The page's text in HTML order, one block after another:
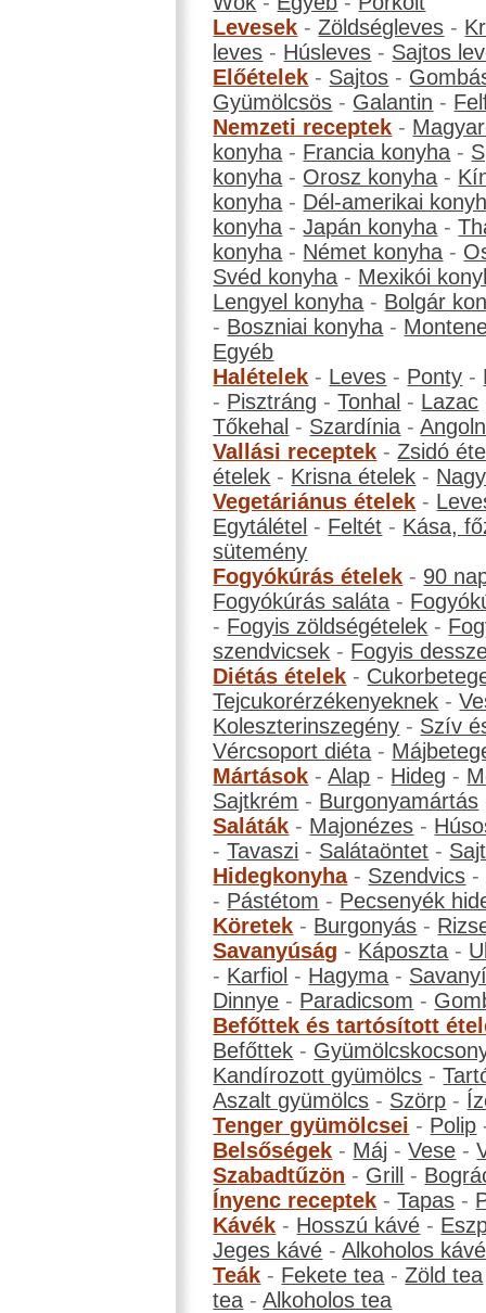
Levesek -Zöldségleves -
leves - Húsleves - Sajtos
Előételek - Sajtos -
Gyümölcsös - Galantin -
Nemzeti receptek -
konyha - Francia konyha -
konyha - Orosz konyha -
konyha - Dél-amerikai
konyha -Japán konyha -
konyha - Német konyha -
Svéd konyha - Mexikói
Lengyel konyha - Bolgár
- Boszniai konyha -
Egyéb
Halételek - Leves - Ponty -
- Pisztráng -Tonhal - Lazac
Tőkehal - Szardínia -
Vallási receptek -Zsidó
ételek - Krisna ételek -
Vegetáriánus ételek -
Egytálétel - Feltét - Kása,
sütemény
Fogyókúrás ételek - 90
Fogyókúrás saláta -
- Fogyis zöldségételek -
szendvicsek - Fogyis
Diétás ételek -
Tejcukorérzékenyeknek -
Koleszterinszegény - Szív
Vércsoport diéta -
Mártások -Alap - Hideg -
Sajtkrém - Burgonyamártás
Saláták - Majonézes -
-Tavaszi - Salátaöntet -
Hidegkonyha- Szendvics -
- Pástétom - Pecsenyék
Köretek - Burgonyás -
Savanyúság - Káposzta -
- Karfiol - Hagyma -
Dinnye - Paradicsom -
Befőttek és tartósított
Befőttek -
Kandírozott gyümölcs -
Aszalt gyümölcs - Szörp -
Tenger gyümölcsei - Polip
Belsőségek - Máj -Vese -
Szabadtűzön - Grill -
Ínyenc receptek -Tapas -
Kávék - Hosszú kávé -
Jeges kávé -Alkoholos kávé
Teák - Fekete tea -Zöld tea
tea -Alkoholos tea